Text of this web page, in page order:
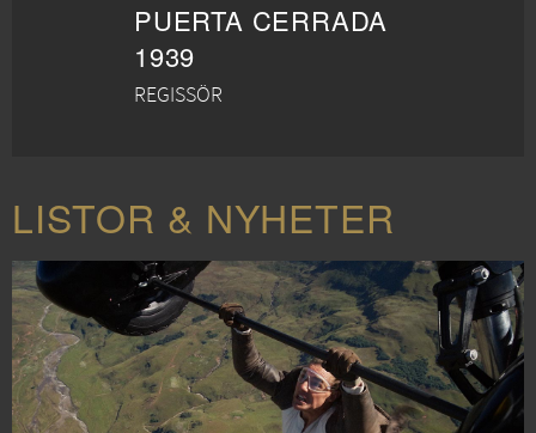
PUERTA CERRADA
1939
REGISSÖR
LISTOR & NYHETER